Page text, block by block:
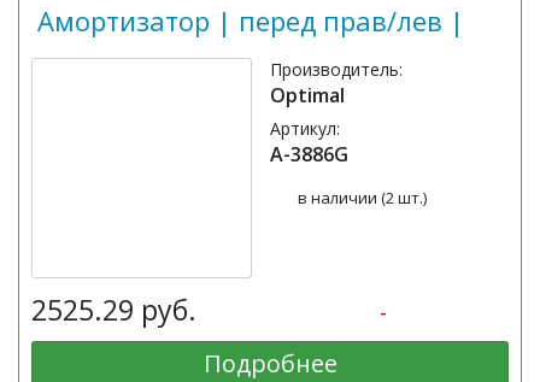
Амортизатор | перед прав/лев |
Производитель:
Optimal
Артикул:
A-3886G
в наличии (2 шт.)
2525.29 руб. -
Подробнее